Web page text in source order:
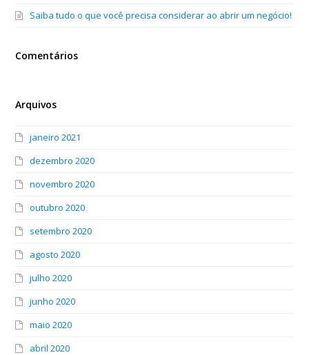
Saiba tudo o que você precisa considerar ao abrir um negócio!
Comentários
Arquivos
janeiro 2021
dezembro 2020
novembro 2020
outubro 2020
setembro 2020
agosto 2020
julho 2020
junho 2020
maio 2020
abril 2020